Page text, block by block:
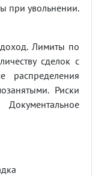
при увольнении.
Лимиты по
сделок с
распределения
Риски